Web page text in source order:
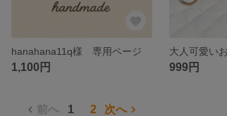
hanahana11q様 専用ページ
1,100円 999円
前へ 1 2 次へ